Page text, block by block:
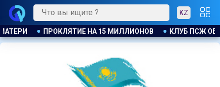
KZ
КЛУБ ПСЖ ОБЪЯВИЛ ОБ ОТКРЫТИИ СВОЕЙ ФУТБОЛЬНОЙ